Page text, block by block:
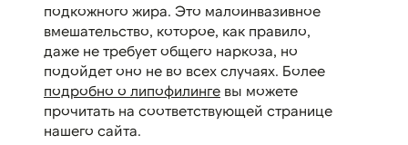
подкожного жира. Это малоинвазивное
вмешательство, которое, как правило,
даже не требует общего наркоза, но
подойдет оно не во всех случаях. Более
подробно о липофилинге вы можете
прочитать на соответствующей странице
нашего сайта.